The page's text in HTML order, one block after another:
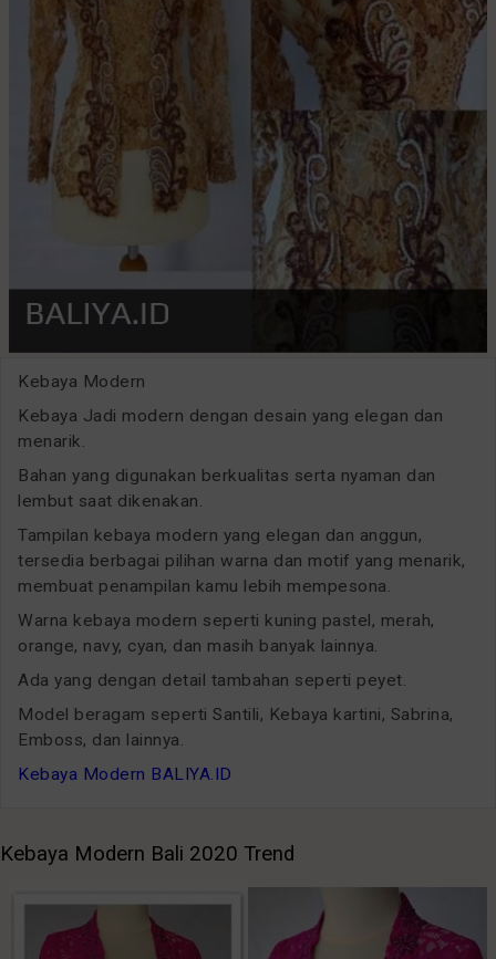
Kebaya Modern
Kebaya Jadi modern dengan desain yang elegan dan
menarik.
Bahan yang digunakan berkualitas serta nyaman dan
lembut saat dikenakan.
Tampilan kebaya modern yang elegan dan anggun,
tersedia berbagai pilihan warna dan motif yang menarik,
membuat penampilan kamu lebih mempesona.
Warna kebaya modern seperti kuning pastel, merah,
orange, navy, cyan, dan masih banyak lainnya.
Ada yang dengan detail tambahan seperti peyet.
Model beragam seperti Santili, Kebaya kartini, Sabrina,
Emboss, dan lainnya.
Kebaya Modern BALIYA.ID
Kebaya Modern Bali 2020 Trend